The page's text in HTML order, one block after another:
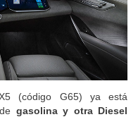
(código G65) ya está
gasolina y otra Diesel